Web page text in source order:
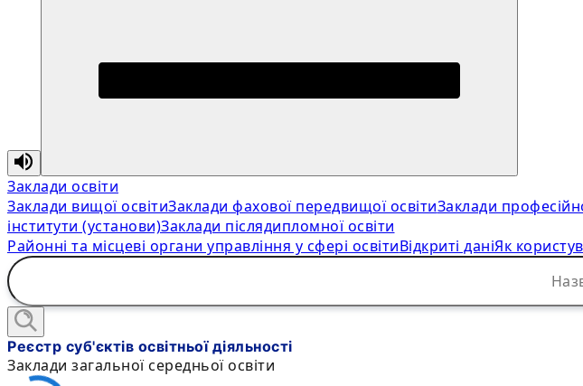
Заклади освіти
Заклади вищої освітиЗаклади фахової передвищої освітиЗаклади
інститути (установи)Заклади післядипломної освіти
Районні та місцеві органи управління у сфері освітиВідкриті даніЯк
Реєстр суб'єктів освітньої діяльності
Заклади загальної середньої освіти